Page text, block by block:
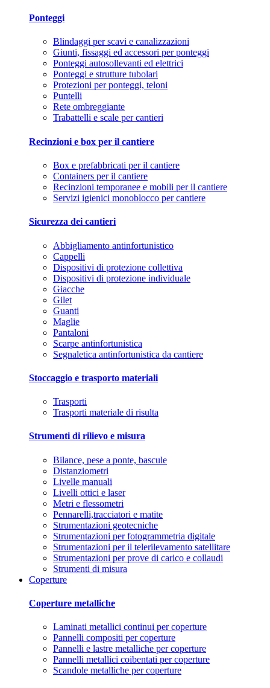
Ponteggi
Blindaggi per scavi e canalizzazioni
Giunti, fissaggi ed accessori per ponteggi
Ponteggi autosollevanti ed elettrici
Ponteggi e strutture tubolari
Protezioni per ponteggi, teloni
Puntelli
Rete ombreggiante
Trabattelli e scale per cantieri
Recinzioni e box per il cantiere
Box e prefabbricati per il cantiere
Containers per il cantiere
Recinzioni temporanee e mobili per il cantiere
Servizi igienici monoblocco per cantiere
Sicurezza dei cantieri
Abbigliamento antinfortunistico
Cappelli
Dispositivi di protezione collettiva
Dispositivi di protezione individuale
Giacche
Gilet
Guanti
Maglie
Pantaloni
Scarpe antinfortunistica
Segnaletica antinfortunistica da cantiere
Stoccaggio e trasporto materiali
Trasporti
Trasporti materiale di risulta
Strumenti di rilievo e misura
Bilance, pese a ponte, bascule
Distanziometri
Livelle manuali
Livelli ottici e laser
Metri e flessometri
Pennarelli,tracciatori e matite
Strumentazioni geotecniche
Strumentazioni per fotogrammetria digitale
Strumentazioni per il telerilevamento satellitare
Strumentazioni per prove di carico e collaudi
Strumenti di misura
Coperture
Coperture metalliche
Laminati metallici continui per coperture
Pannelli compositi per coperture
Pannelli e lastre metalliche per coperture
Pannelli metallici coibentati per coperture
Scandole metalliche per coperture